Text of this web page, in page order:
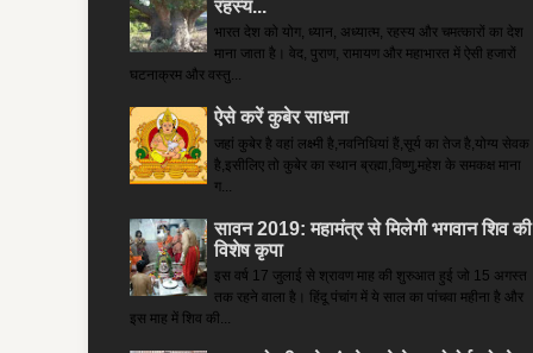
रहस्य...
भारत देश को योग, ध्यान, अध्यात्म, रहस्य और चमत्कारों का देश
माना जाता है। वेद, पुराण, रामायण और महाभारत में ऐसी हजारों
घटनाक्रम और वस्तु...
ऐसे करें कुबेर साधना
जहां कुबेर है­ वहां लक्ष्मी है,नवनिधियां हैं,सूर्य का तेज है,योग्य सेवक
है,इसीलिए तो कुबेर का स्थान ब्रह्मा,विष्णु,महेश के समकक्ष माना
ग...
सावन 2019: महामंत्र से मिलेगी भगवान शिव की
विशेष कृपा
इस वर्ष 17 जुलाई से श्रावण माह की शुरुआत हुई जो 15 अगस्त
तक रहने वाला है। हिंदू पंचांग में ये साल का पांचवा महीना है और
इस माह में शिव की...